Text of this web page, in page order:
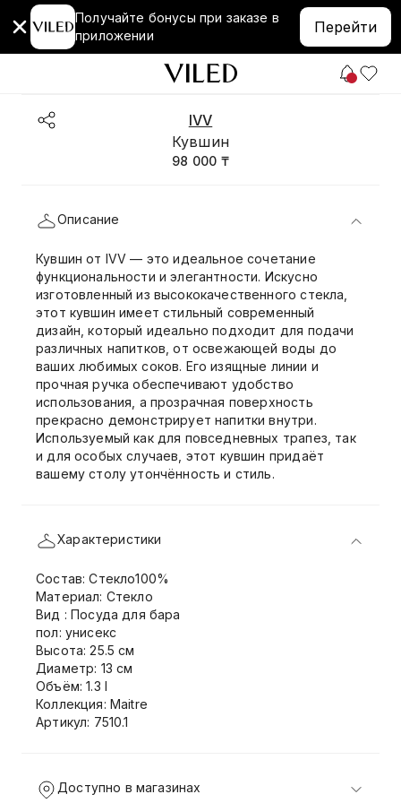
Получайте бонусы при заказе в
приложении
Перейти
IVV
Кувшин
98 000 ₸
Описание
Кувшин от IVV — это идеальное сочетание
функциональности и элегантности. Искусно
изготовленный из высококачественного стекла,
этот кувшин имеет стильный современный
дизайн, который идеально подходит для подачи
различных напитков, от освежающей воды до
ваших любимых соков. Его изящные линии и
прочная ручка обеспечивают удобство
использования, а прозрачная поверхность
прекрасно демонстрирует напитки внутри.
Используемый как для повседневных трапез, так
и для особых случаев, этот кувшин придаёт
вашему столу утончённость и стиль.
Характеристики
Состав: Стекло100%
Материал: Стекло
Вид : Посуда для бара
пол: унисекс
Высота: 25.5 см
Диаметр: 13 см
Объём: 1.3 l
Коллекция: Maitre
Артикул: 7510.1
Доступно в магазинах